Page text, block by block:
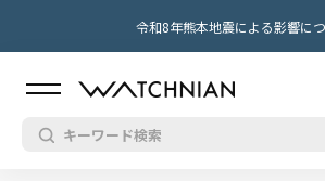
令和8年熊本地震による影響に